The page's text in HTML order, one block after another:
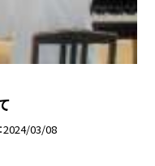
2024/03/08